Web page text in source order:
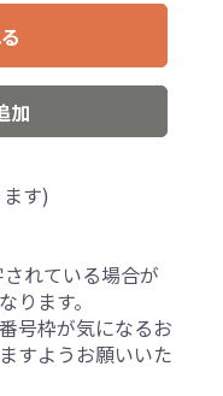
加
す)
れている場合が
ります。
号枠が気になるお
すようお願いいた